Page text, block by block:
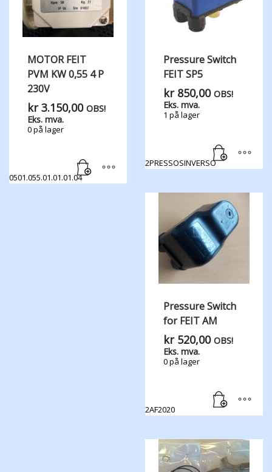
MOTOR FEIT
PVM KW 0,55 4 P
230V
kr3.150,00 OBS!
Eks. mva.
0 på lager
0501.055.01.01.01.04
Pressure Switch
FEIT SP5
kr850,00 OBS!
Eks. mva.
1 på lager
2PRESSOSINVERSO
Pressure Switch
for FEIT AM
kr520,00 OBS!
Eks. mva.
0 på lager
2AF2020